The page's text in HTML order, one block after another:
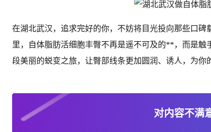
在湖北武汉，追求完好的你，不妨将目光投向那些口
里，自体脂肪活细胞丰臀不再是遥不可及的**，而是
段美丽的蜕变之旅，让臀部线条更加圆润、诱人，为你
对内容不满